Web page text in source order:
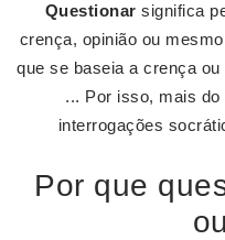
Questionar significa
crença, opinião ou
que se baseia a crença
... Por isso, mais
interrogações
Por que